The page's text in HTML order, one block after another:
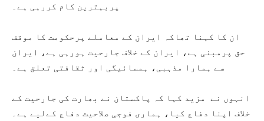
پربہترین کام کررہی ہے۔
ان کا کہنا تھاکہ ایران کے معاملے پرحکومت کا موقف
حق پرمبنی ہے، ایران کے خلاف جارحیت ہورہی ہے، ایران
سے ہمارا مذہبی، ہمسائیگی اور ثقافتی تعلق ہے۔
انہوں نے مزید کہا کہ پاکستان نے بھارت کی جارحیت کے
خلاف اپنا دفاع کیا، ہماری فوجی صلاحیت دفاع کےلیے ہے۔